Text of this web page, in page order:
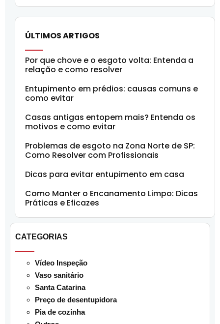
ÚLTIMOS ARTIGOS
Por que chove e o esgoto volta: Entenda a
relação e como resolver
Entupimento em prédios: causas comuns e
como evitar
Casas antigas entopem mais? Entenda os
motivos e como evitar
Problemas de esgoto na Zona Norte de SP:
Como Resolver com Profissionais
Dicas para evitar entupimento em casa
Como Manter o Encanamento Limpo: Dicas
Práticas e Eficazes
CATEGORIAS
Vídeo Inspeção
Vaso sanitário
Santa Catarina
Preço de desentupidora
Pia de cozinha